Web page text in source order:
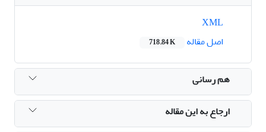
اصل مقاله
718.84 K
هم رسانی
ارجاع به این مقاله